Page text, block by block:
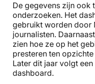
De gegevens zijn ook
onderzoeken. Het
gebruikt worden door
journalisten.
zien hoe ze op het
presteren ten
Later dit jaar volgt
dashboard.